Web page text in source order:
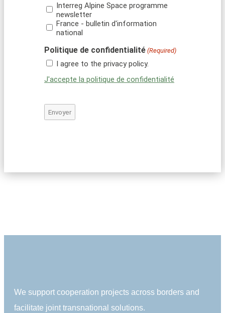
Interreg Alpine Space programme
newsletter
France - bulletin d'information
national
Politique de confidentialité (Required)
I agree to the privacy policy.
J'accepte la politique de confidentialité
We support cooperation projects across borders and
facilitate joint transnational solutions.